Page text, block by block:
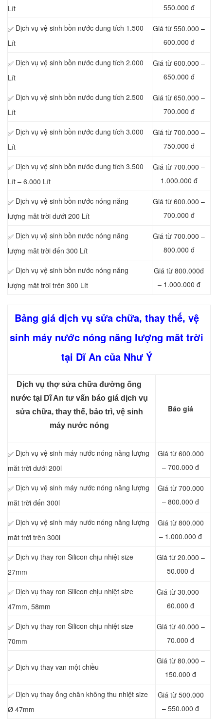
Lít
550.000 đ
✅ Dịch vụ vệ sinh bồn nước dung tích 1.500
Lít
Giá từ 550.000 –
600.000 đ
✅ Dịch vụ vệ sinh bồn nước dung tích 2.000
Lít
Giá từ 600.000 –
650.000 đ
✅ Dịch vụ vệ sinh bồn nước dung tích 2.500
Lít
Giá từ 650.000 –
700.000 đ
✅ Dịch vụ vệ sinh bồn nước dung tích 3.000
Lít
Giá từ 700.000 –
750.000 đ
✅ Dịch vụ vệ sinh bồn nước dung tích 3.500
Lít – 6.000 Lít
Giá từ 700.000 –
1.000.000 đ
✅ Dịch vụ vệ sinh bồn nước nóng năng
lượng măt trời dưới 200 Lít
Giá từ 600.000 –
700.000 đ
✅ Dịch vụ vệ sinh bồn nước nóng năng
lượng măt trời đến 300 Lít
Giá từ 700.000 –
800.000 đ
✅ Dịch vụ vệ sinh bồn nước nóng năng
lượng măt trời trên 300 Lít
Giá từ 800.000đ
– 1.000.000 đ
Bảng giá dịch vụ sửa chữa, thay thế, vệ
sinh máy nước nóng năng lượng măt trời
tại Dĩ An của Như Ý
Dịch vụ thợ sửa chữa đường ống
nước tại Dĩ An tư vấn báo giá dịch vụ
sửa chữa, thay thế, bảo trì, vệ sinh
máy nước nóng
Báo giá
✅ Dịch vụ vệ sinh máy nước nóng năng lượng
măt trời dưới 200l
Giá từ 600.000
– 700.000 đ
✅ Dịch vụ vệ sinh máy nước nóng năng lượng
măt trời đến 300l
Giá từ 700.000
– 800.000 đ
✅ Dịch vụ vệ sinh máy nước nóng năng lượng
măt trời trên 300l
Giá từ 800.000
– 1.000.000 đ
✅ Dịch vụ thay ron Silicon chịu nhiệt size
27mm
Giá từ 20.000 –
50.000 đ
✅ Dịch vụ thay ron Silicon chịu nhiệt size
47mm, 58mm
Giá từ 30.000 –
60.000 đ
✅ Dịch vụ thay ron Silicon chịu nhiệt size
70mm
Giá từ 40.000 –
70.000 đ
✅ Dịch vụ thay van một chiều
Giá từ 80.000 –
150.000 đ
✅ Dịch vụ thay ống chân không thu nhiệt size
Ø 47mm
Giá từ 500.000
– 550.000 đ